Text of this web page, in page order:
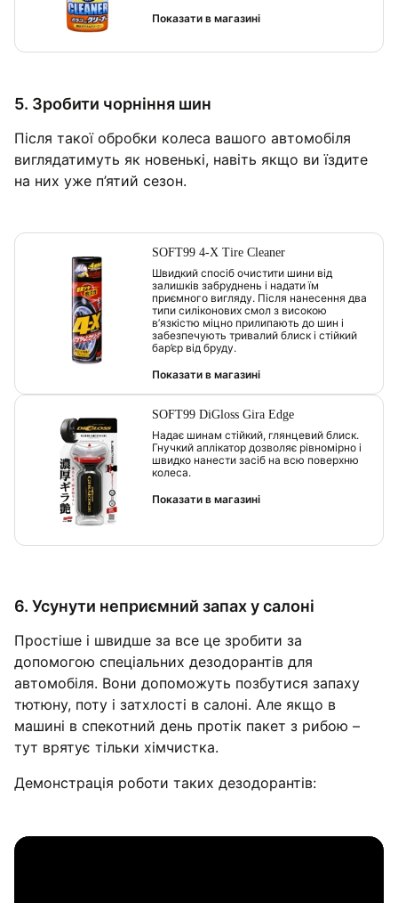
Показати в магазині
5. Зробити чорніння шин
Після такої обробки колеса вашого автомобіля
виглядатимуть як новенькі, навіть якщо ви їздите
на них уже п’ятий сезон.
SOFT99 4-X Tire Cleaner
Швидкий спосіб очистити шини від
залишків забруднень і надати їм
приємного вигляду. Після нанесення два
типи силіконових смол з високою
в’язкістю міцно прилипають до шин і
забезпечують тривалий блиск і стійкий
бар’єр від бруду.
Показати в магазині
SOFT99 DiGloss Gira Edge
Надає шинам стійкий, глянцевий блиск.
Гнучкий аплікатор дозволяє рівномірно і
швидко нанести засіб на всю поверхню
колеса.
Показати в магазині
6. Усунути неприємний запах у салоні
Простіше і швидше за все це зробити за
допомогою спеціальних дезодорантів для
автомобіля. Вони допоможуть позбутися запаху
тютюну, поту і затхлості в салоні. Але якщо в
машині в спекотний день протік пакет з рибою –
тут врятує тільки хімчистка.
Демонстрація роботи таких дезодорантів: